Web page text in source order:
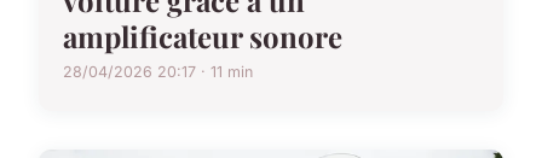
amplificateur sonore
28/04/2026 20:17 · 11 min